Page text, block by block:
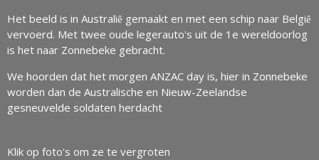
Het beeld is in Australiȇ gemaakt en met een schip naar Belgiȇ
vervoerd. Met twee oude legerauto's uit de 1e wereldoorlog
is het naar Zonnebeke gebracht.
We hoorden dat het morgen ANZAC day is, hier in Zonnebeke
worden dan de Australische en Nieuw-Zeelandse
gesneuvelde soldaten herdacht
Klik op foto's om ze te vergroten